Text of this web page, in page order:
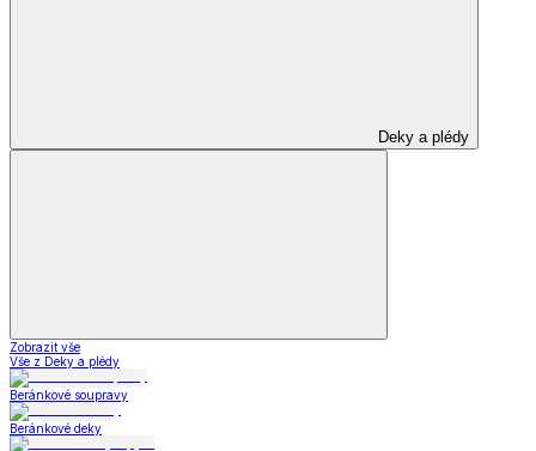
Deky a plédy
Zobrazit vše
Vše z Deky a plédy
Beránkové soupravy
Beránkové deky